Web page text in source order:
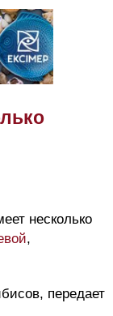
несколько
,
передает